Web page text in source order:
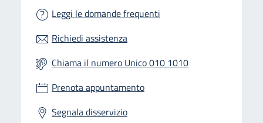
Leggi le domande frequenti
Richiedi assistenza
Chiama il numero Unico 010 1010
Prenota appuntamento
Segnala disservizio